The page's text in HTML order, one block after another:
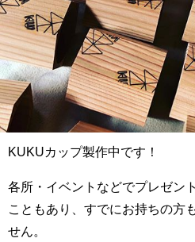
KUKUカップ製作中です！
各所・イベントなどでプレゼン
こともあり、すでにお持ちの方
せん。